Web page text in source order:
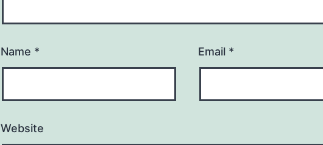
Name * Email *
Website